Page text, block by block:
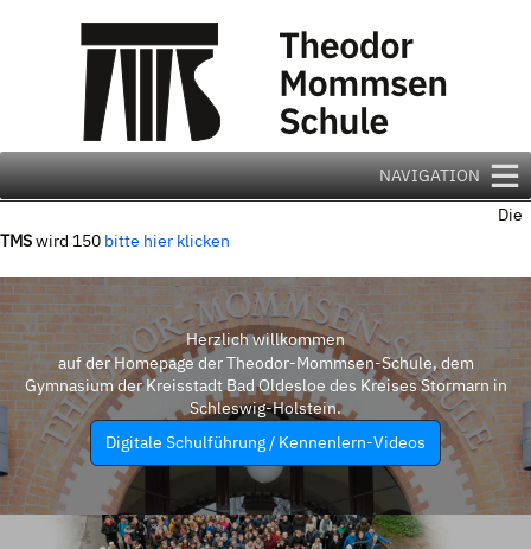
NAVIGATION
Die
TMSwird 150 bitte hier klicken
Herzlich willkommen
auf der Homepage der Theodor-Mommsen-Schule, dem
Gymnasium der Kreisstadt Bad Oldesloe des Kreises Stormarn in
Schleswig-Holstein.
Digitale Schulführung / Kennenlern-Videos